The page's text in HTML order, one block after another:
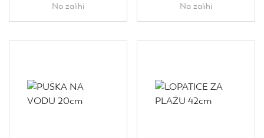
Na zalihi Na zalihi